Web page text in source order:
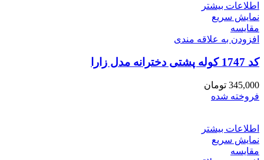
اطلاعات بیشتر
نمایش سریع
مقايسه
افزودن به علاقه مندی
کد 1747 کوله پشتی دخترانه مدل زارا
345,000 تومان
فروخته شده
اطلاعات بیشتر
نمایش سریع
مقايسه